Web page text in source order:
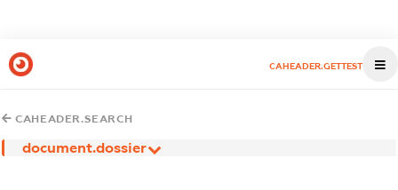
CAHEADER.GETTEST
CAHEADER.SEARCH
document.dossier